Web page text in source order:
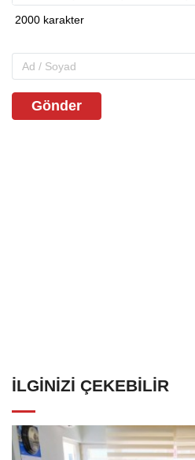
Gönder
İLGINIZI ÇEKEBILIR